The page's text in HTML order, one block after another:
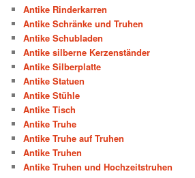
Antike Rinderkarren
Antike Schränke und Truhen
Antike Schubladen
Antike silberne Kerzenständer
Antike Silberplatte
Antike Statuen
Antike Stühle
Antike Tisch
Antike Truhe
Antike Truhe auf Truhen
Antike Truhen
Antike Truhen und Hochzeitstruhen